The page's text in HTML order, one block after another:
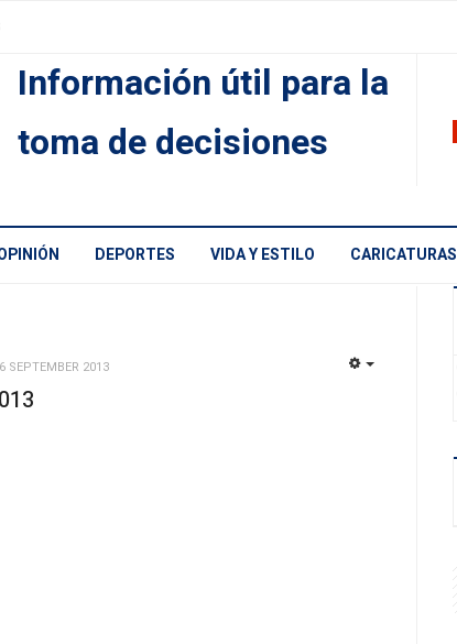
Información útil para la
toma de decisiones
DEPORTES VIDA Y ESTILO CARICATURAS
SEPTEMBER 2013